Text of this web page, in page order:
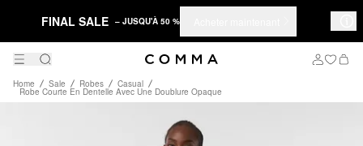
FINAL SALE – JUSQU'À 50 %
Home Sale Robes Casual
Robe Courte En Dentelle Avec Une Doublure Opaque